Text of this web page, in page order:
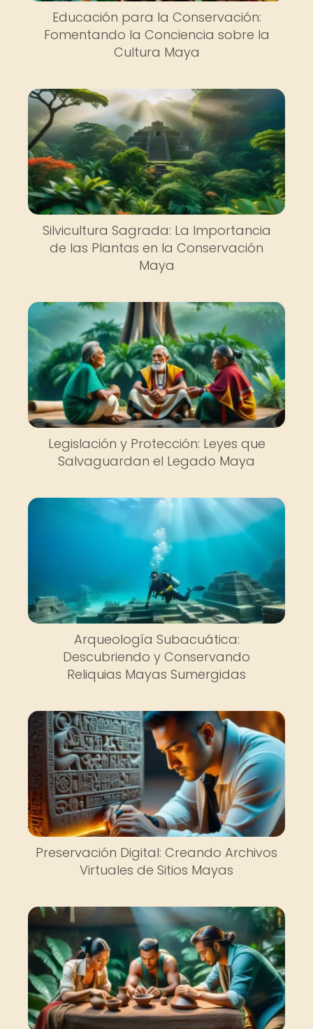
Educación para la Conservación:
Fomentando la Conciencia sobre la
Cultura Maya
Silvicultura Sagrada: La Importancia
de las Plantas en la Conservación
Maya
Legislación y Protección: Leyes que
Salvaguardan el Legado Maya
Arqueología Subacuática:
Descubriendo y Conservando
Reliquias Mayas Sumergidas
Preservación Digital: Creando Archivos
Virtuales de Sitios Mayas